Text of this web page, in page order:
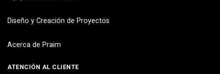
Diseño y Creación de Proyectos
Acerca de Praim
ATENCIÓN AL CLIENTE